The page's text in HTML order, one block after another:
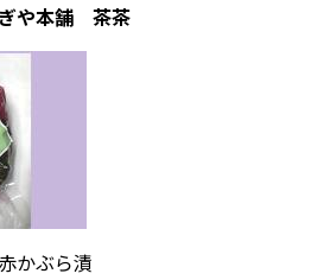
や本舗 茶茶
かぶら漬